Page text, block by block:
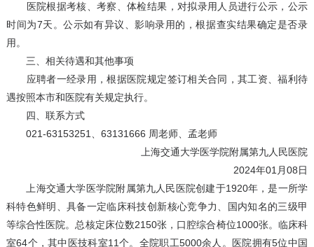
医院根据考核、考察、体检结果，对拟录用人员进行公示，公示
时间为7天。公示如有异议、影响录用的，根据查实结果确定是否录
用。
三、相关待遇和其他事项
应聘者一经录用，根据医院规定签订相关合同，其工资、福利待
遇按照本市和医院有关规定执行。
四、联系方式
021-63153251、63131666 周老师、孟老师
上海交通大学医学院附属第九人民医院
2024年01月08日
上海交通大学医学院附属第九人民医院创建于1920年，是一所学
科特色鲜明、具备一定临床科技创新核心竞争力、国内知名的三级甲
等综合性医院。总核定床位数2150张，口腔综合椅位1000张。临床科
室64个，其中医技科室11个。全院职工5000余人。医院拥有5位中国